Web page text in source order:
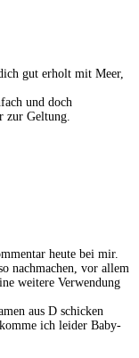
gut erholt mit Meer,
und doch
zur Geltung.
heute bei mir.
nachmachen, vor allem
weitere Verwendung
aus D schicken
ich leider Baby-